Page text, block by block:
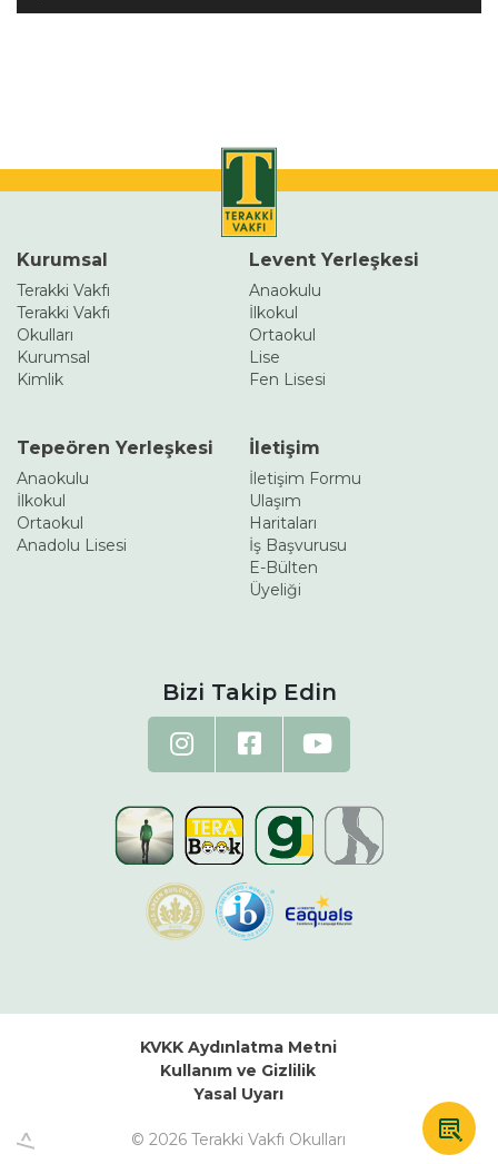
oynatıcı
Kurumsal
Terakki Vakfı
Terakki Vakfı
Okulları
Kurumsal
Kimlik
Levent Yerleşkesi
Anaokulu
İlkokul
Ortaokul
Lise
Fen Lisesi
Tepeören Yerleşkesi
Anaokulu
İlkokul
Ortaokul
Anadolu Lisesi
İletişim
İletişim Formu
Ulaşım
Haritaları
İş Başvurusu
E-Bülten
Üyeliği
Bizi Takip Edin
© 2026 Terakki Vakfı Okulları
KVKK Aydınlatma Metni
Kullanım ve Gizlilik
Yasal Uyarı